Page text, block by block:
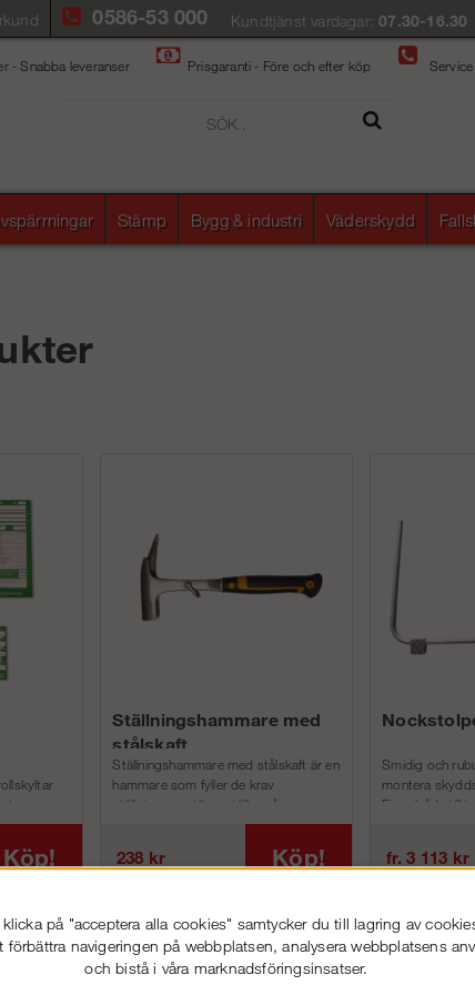
0586-53 000 Kundtjänst vardagar:07.30-16.30
- Snabba leveranser Prisgaranti - Före och efter köp
Stämp Bygg & industri Väderskydd
nya
Köp!
Ställningshammare med
stålskaft
Ställningshammare med stålskaft är en
hammare som fyller de krav
ställningsmontörer ställer på en
238 kr Köp!
Smidig och
montera
Finns både till
fr. 3 113 kr
på "acceptera alla cookies" samtycker du till lagring av
förbättra navigeringen på webbplatsen, analysera webbplatsens
och bistå i våra marknadsföringsinsatser.